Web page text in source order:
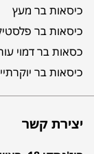
כיסאות בר מעץ
כיסאות בר
כסאות בר דמוי
כיסאות בר
יצירת קשר